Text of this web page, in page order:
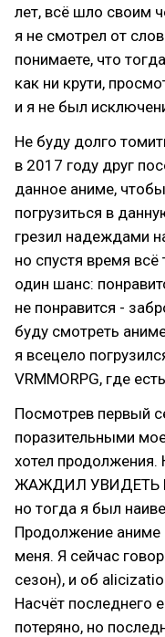
лет, всё шло своим
я не смотрел от
понимаете, что
как ни крути,
и я не был
Не буду долго
в 2017 году друг
данное аниме,
погрузиться в
грезил надеждами
но спустя время всё
один шанс:
не понравится -
буду смотреть
я всецело
VRMMORPG, где
Посмотрев первый
поразительными
хотел продолжения.
ЖАЖДИЛ УВИДЕТЬ
но тогда я был
Продолжение аниме
меня. Я сейчас
сезон), и об
Насчёт последнего
потеряно, но